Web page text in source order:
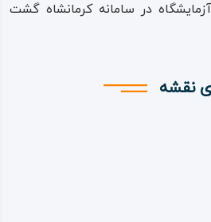
در سامانه کرمانشاه گشت
نقشه